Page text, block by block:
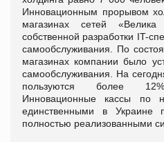
Инновационным прорывом
магазинах сетей
собственной разработки IT-
самообслуживания. По
магазинах компании было
самообслуживания. На
пользуются более
Инновационные кассы по
единственными в Украине
полностью реализованными